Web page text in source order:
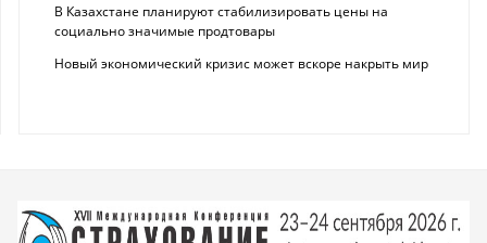
В Казахстане планируют стабилизировать цены на
социально значимые продтовары
Новый экономический кризис может вскоре накрыть мир